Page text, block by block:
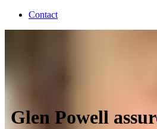
Contact
Glen Powell